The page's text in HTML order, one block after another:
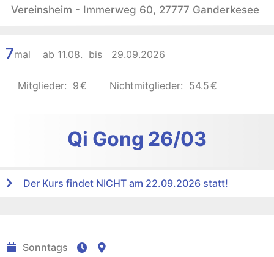
Vereinsheim - Immerweg 60, 27777 Ganderkesee
7mal ab 11.08. bis 29.09.2026
Mitglieder: 9€ Nichtmitglieder: 54.5€
Qi Gong 26/03
Der Kurs findet NICHT am 22.09.2026 statt!
Sonntags